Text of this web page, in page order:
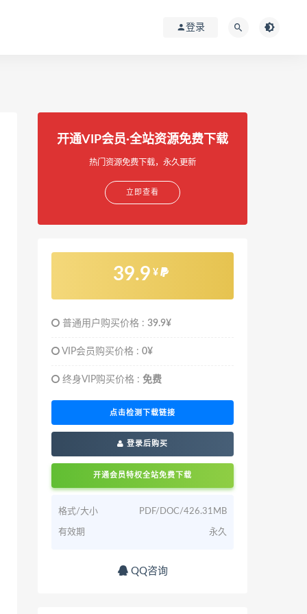
登录
开通VIP会员·全站资源免费下载
热门资源免费下载，永久更新
立即查看
39.9 ¥
普通用户购买价格 : 39.9¥
VIP会员购买价格 : 0¥
终身VIP购买价格 : 免费
点击检测下载链接
登录后购买
开通会员特权全站免费下载
格式/大小 PDF/DOC/426.31MB
有效期 永久
QQ咨询